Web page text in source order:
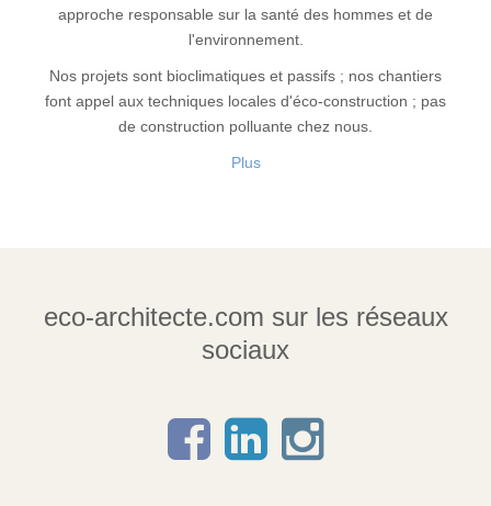
approche responsable sur la santé des hommes et de
l'environnement.
Nos projets sont bioclimatiques et passifs ; nos chantiers
font appel aux techniques locales d'éco-construction ; pas
de construction polluante chez nous.
Plus
eco-architecte.com sur les réseaux
sociaux